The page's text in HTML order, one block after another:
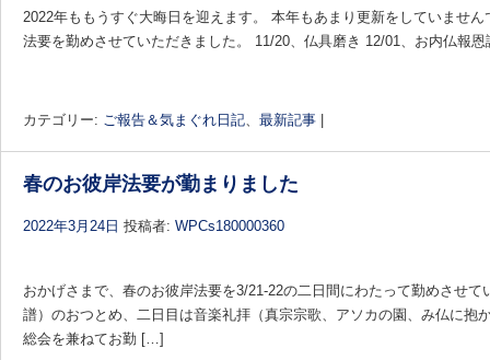
2022年ももうすぐ大晦日を迎えます。 本年もあまり更新をしていませ
法要を勤めさせていただきました。 11/20、仏具磨き 12/01、お内仏
カテゴリー: ご報告＆気まぐれ日記、 最新記事
春のお彼岸法要が勤まりました
2022年3月24日 投稿者: WPCs180000360
おかげさまで、春のお彼岸法要を3/21-22の二日間にわたって勤めさせ
譜）のおつとめ、二日目は音楽礼拝（真宗宗歌、アソカの園、み仏に抱
総会を兼ねてお勤 […]